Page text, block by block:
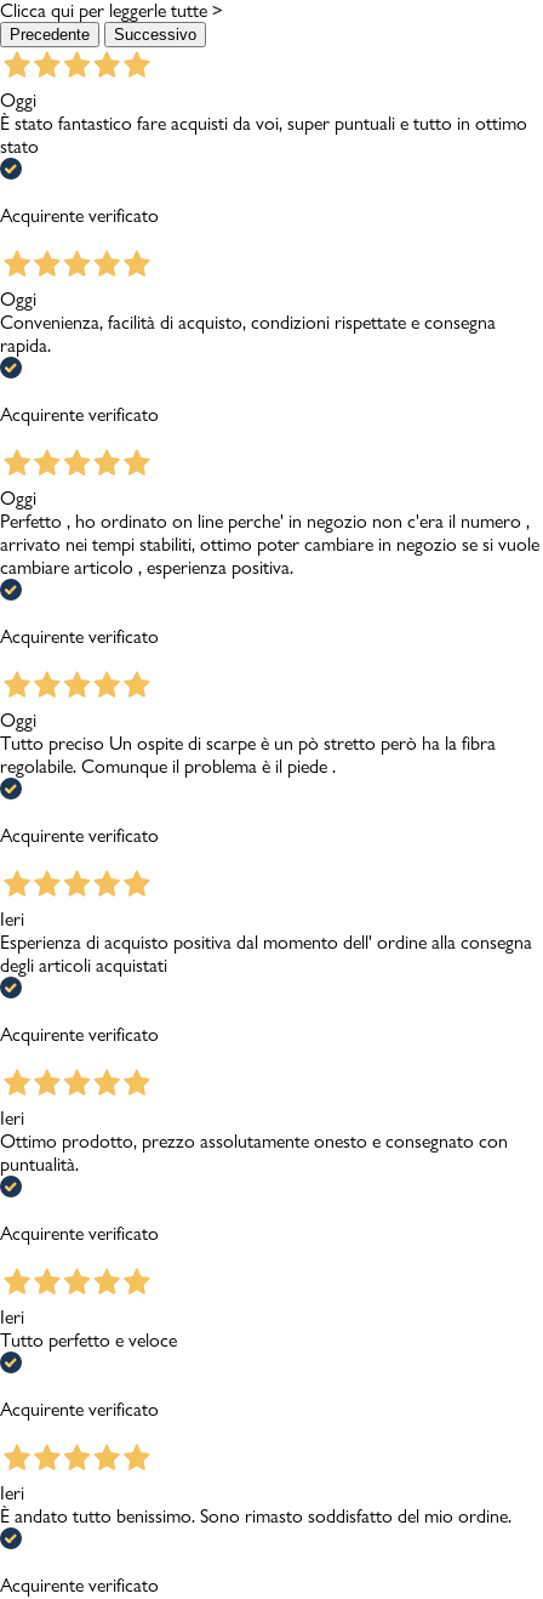
Clicca qui per leggerle tutte >
Precedente Successivo
Oggi
È stato fantastico fare acquisti da voi, super puntuali e tutto in ottimo
stato
Acquirente verificato
Oggi
Convenienza, facilità di acquisto, condizioni rispettate e consegna
rapida.
Acquirente verificato
Oggi
Perfetto , ho ordinato on line perche' in negozio non c'era il numero ,
arrivato nei tempi stabiliti, ottimo poter cambiare in negozio se si vuole
cambiare articolo , esperienza positiva.
Acquirente verificato
Oggi
Tutto preciso Un ospite di scarpe è un pò stretto però ha la fibra
regolabile. Comunque il problema è il piede .
Acquirente verificato
Ieri
Esperienza di acquisto positiva dal momento dell' ordine alla consegna
degli articoli acquistati
Acquirente verificato
Ieri
Ottimo prodotto, prezzo assolutamente onesto e consegnato con
puntualità.
Acquirente verificato
Ieri
Tutto perfetto e veloce
Acquirente verificato
Ieri
È andato tutto benissimo. Sono rimasto soddisfatto del mio ordine.
Acquirente verificato